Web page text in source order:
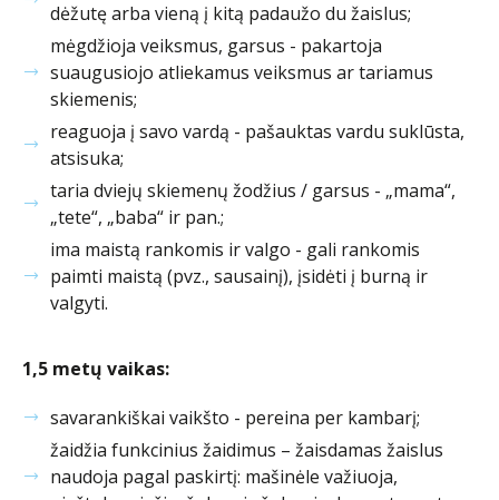
dėžutę arba vieną į kitą padaužo du žaislus;
mėgdžioja veiksmus, garsus - pakartoja
suaugusiojo atliekamus veiksmus ar tariamus
skiemenis;
reaguoja į savo vardą - pašauktas vardu suklūsta,
atsisuka;
taria dviejų skiemenų žodžius / garsus - „mama“,
„tete“, „baba“ ir pan.;
ima maistą rankomis ir valgo - gali rankomis
paimti maistą (pvz., sausainį), įsidėti į burną ir
valgyti.
1,5 metų vaikas:
savarankiškai vaikšto - pereina per kambarį;
žaidžia funkcinius žaidimus – žaisdamas žaislus
naudoja pagal paskirtį: mašinėle važiuoja,